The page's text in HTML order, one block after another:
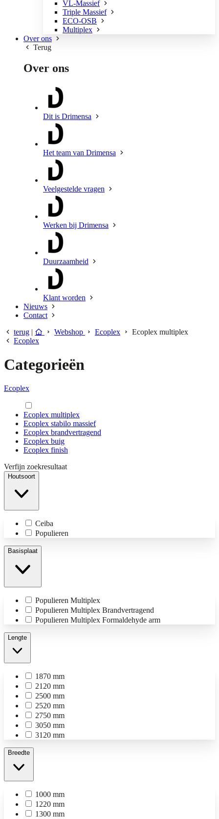
VL-Massief
Triple Massief
ECO-OSB
Multiplex
Over ons
Terug
Over ons
Dit is Drimensa
Het team van Drimensa
Veelgestelde vragen
Werken bij Drimensa
Duurzaamheid
Klant worden
Nieuws
Contact
terug | Webshop Ecoplex
Ecoplex multiplex
Ecoplex
Categorieën
Ecoplex
Ecoplex multiplex
Ecoplex stabilo massief
Ecoplex brandvertragend
Ecoplex buig
Ecoplex finish
Verfijn zoekresultaat
Houtsoort
Ceiba
Populieren
Basisplaat
Populieren Multiplex
Populieren Multiplex Brandvertragend
Populieren Multiplex Formaldehyde arm
Lengte
1870 mm
2120 mm
2500 mm
2520 mm
2750 mm
3050 mm
3120 mm
Breedte
1000 mm
1220 mm
1300 mm